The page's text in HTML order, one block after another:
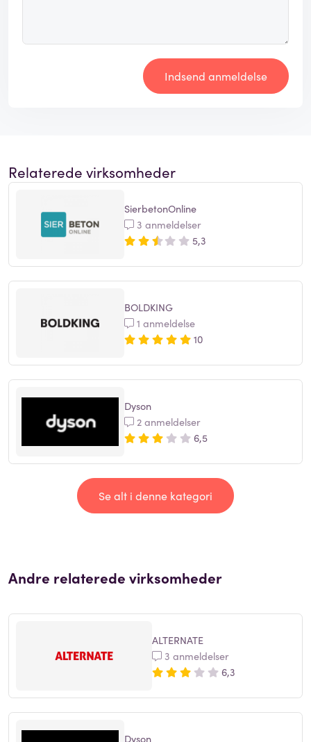
Indsend anmeldelse
Relaterede virksomheder
SierbetonOnline
3 anmeldelser
5,3
BOLDKING
1 anmeldelse
10
Dyson
2 anmeldelser
6,5
Se alt i denne kategori
Andre relaterede virksomheder
ALTERNATE
3 anmeldelser
6,3
Dyson